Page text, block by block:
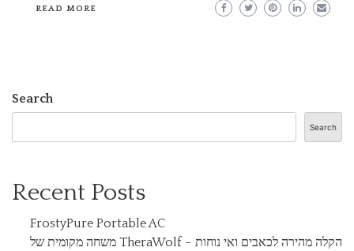
READ MORE
Search
Search
Recent Posts
FrostyPure Portable AC
משחה מקומית של TheraWolf – הקלה מהירה לכאבים ואי נוחות